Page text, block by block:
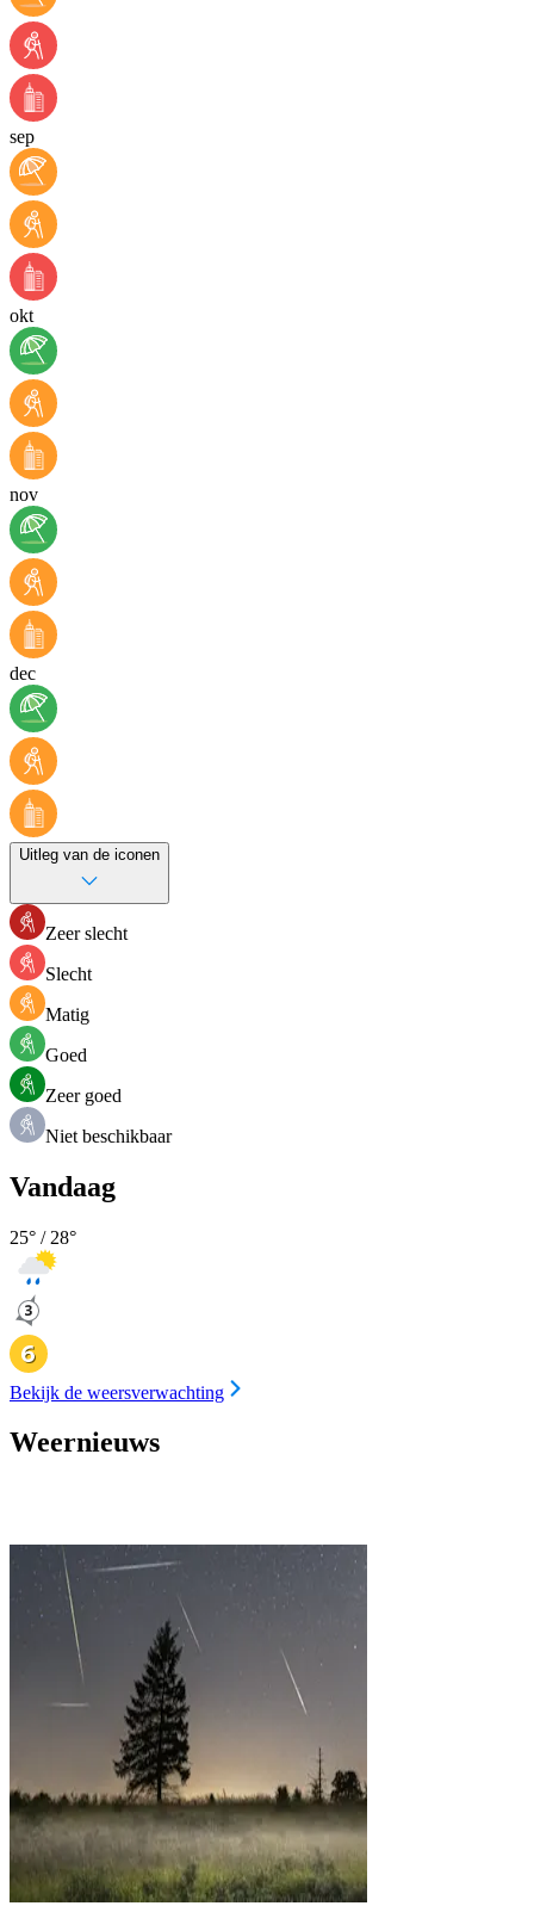
sep
okt
nov
dec
Uitleg van de iconen
Zeer slecht
Slecht
Matig
Goed
Zeer goed
Niet beschikbaar
Vandaag
25° / 28°
Bekijk de weersverwachting
Weernieuws